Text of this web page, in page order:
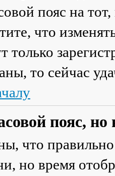
пояс на
что
только
то сейчас
пояс,
что
но время